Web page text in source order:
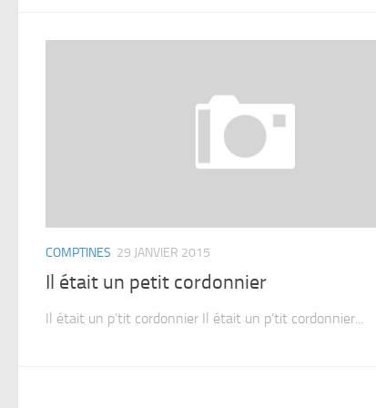
COMPTINES 29 JANVIER 2015
Il était un petit cordonnier
Il était un p’tit cordonnier Il était un p’tit cordonnier...